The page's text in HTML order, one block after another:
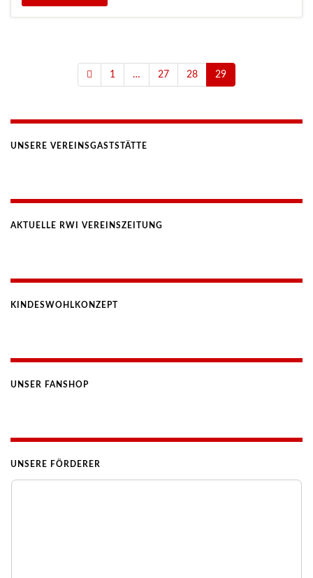
1 … 27 28 29
UNSERE VEREINSGASTSTÄTTE
AKTUELLE RWI VEREINSZEITUNG
KINDESWOHLKONZEPT
UNSER FANSHOP
UNSERE FÖRDERER